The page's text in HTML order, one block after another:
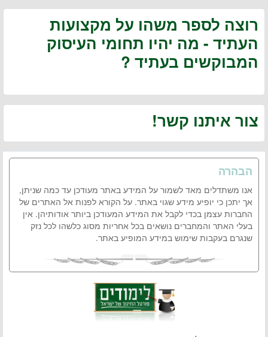
רוצה לספר משהו על מקצועות
העתיד - מה יהיו תחומי העיסוק
המבוקשים בעתיד ?
צור איתנו קשר!
הבהרה
אנו משתדלים מאד לשמור על המידע באתר מעודכן עד כמה שניתן,
אך יתכן כי יופיע מידע שגוי באתר. על הקורא לפנות אל האתרים של
החברות עצמן בכדי לקבל את המידע המעודכן ביותר אודותיהן. אין
בעלי האתר והמחברים נושאים בכל אחריות מסוג כלשהו לכל נזק
שנגרם בעקבות שימוש במידע המופיע באתר.